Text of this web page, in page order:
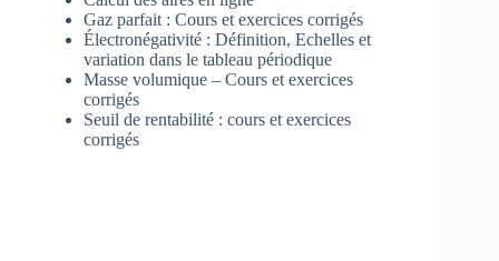
Gaz parfait : Cours et exercices corrigés
Électronégativité : Définition, Echelles et
variation dans le tableau périodique
Masse volumique – Cours et exercices
corrigés
Seuil de rentabilité : cours et exercices
corrigés